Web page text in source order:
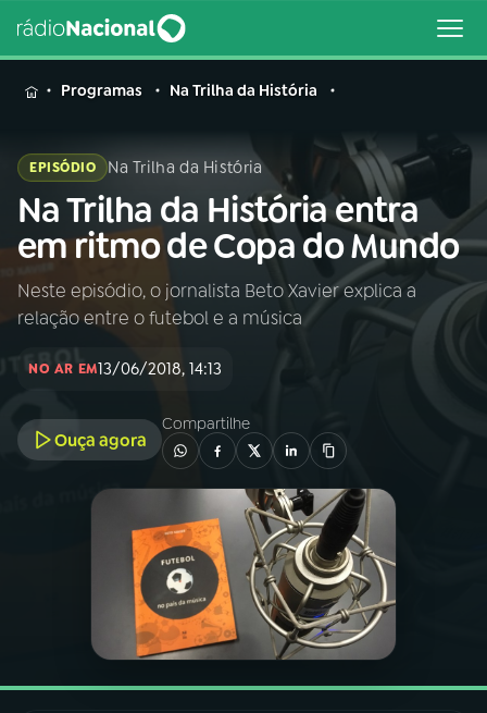
MENU
Buscar
na
Rádio
Nacional
Buscar
AO VIVO
PROGRAMAÇÃO
PROGRAMAS
05PODCASTS
Programas Na Trilha da História
EPISÓDIO Na Trilha da História
Na Trilha da História entra
em ritmo de Copa do Mundo
Neste episódio, o jornalista Beto Xavier explica a
relação entre o futebol e a música
NO AR EM13/06/2018, 14:13
Ouça agora
Compartilhe